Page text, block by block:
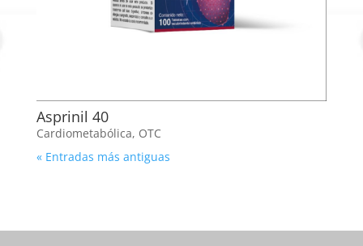
Asprinil 40
Cardiometabólica, OTC
« Entradas más antiguas